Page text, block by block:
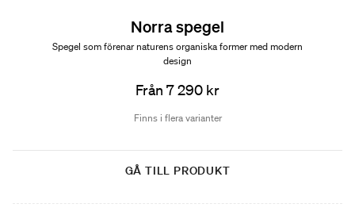
Norra spegel
Spegel som förenar naturens organiska former med modern
design
Från 7 290 kr
Finns i flera varianter
GÅ TILL PRODUKT